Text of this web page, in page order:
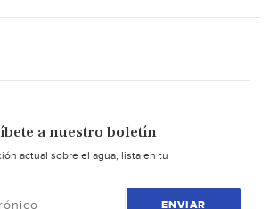
a nuestro boletín
actual sobre el agua, lista en tu
ENVIAR